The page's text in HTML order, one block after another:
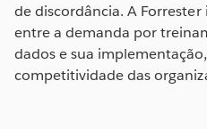
de discordância. A
entre a demanda por
dados e sua
competitividade das